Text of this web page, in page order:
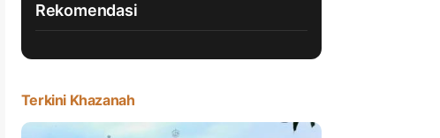
Rekomendasi
Terkini Khazanah